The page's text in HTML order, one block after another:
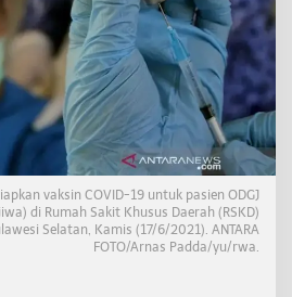
vaksin COVID-19 untuk pasien ODGJ
di Rumah Sakit Khusus Daerah (RSKD)
Selatan, Kamis (17/6/2021). ANTARA
FOTO/Arnas Padda/yu/rwa.